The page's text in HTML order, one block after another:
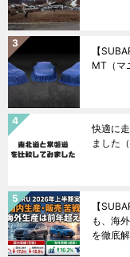
【
MT（マ
快適に
ました
【
も、海
を徹底解